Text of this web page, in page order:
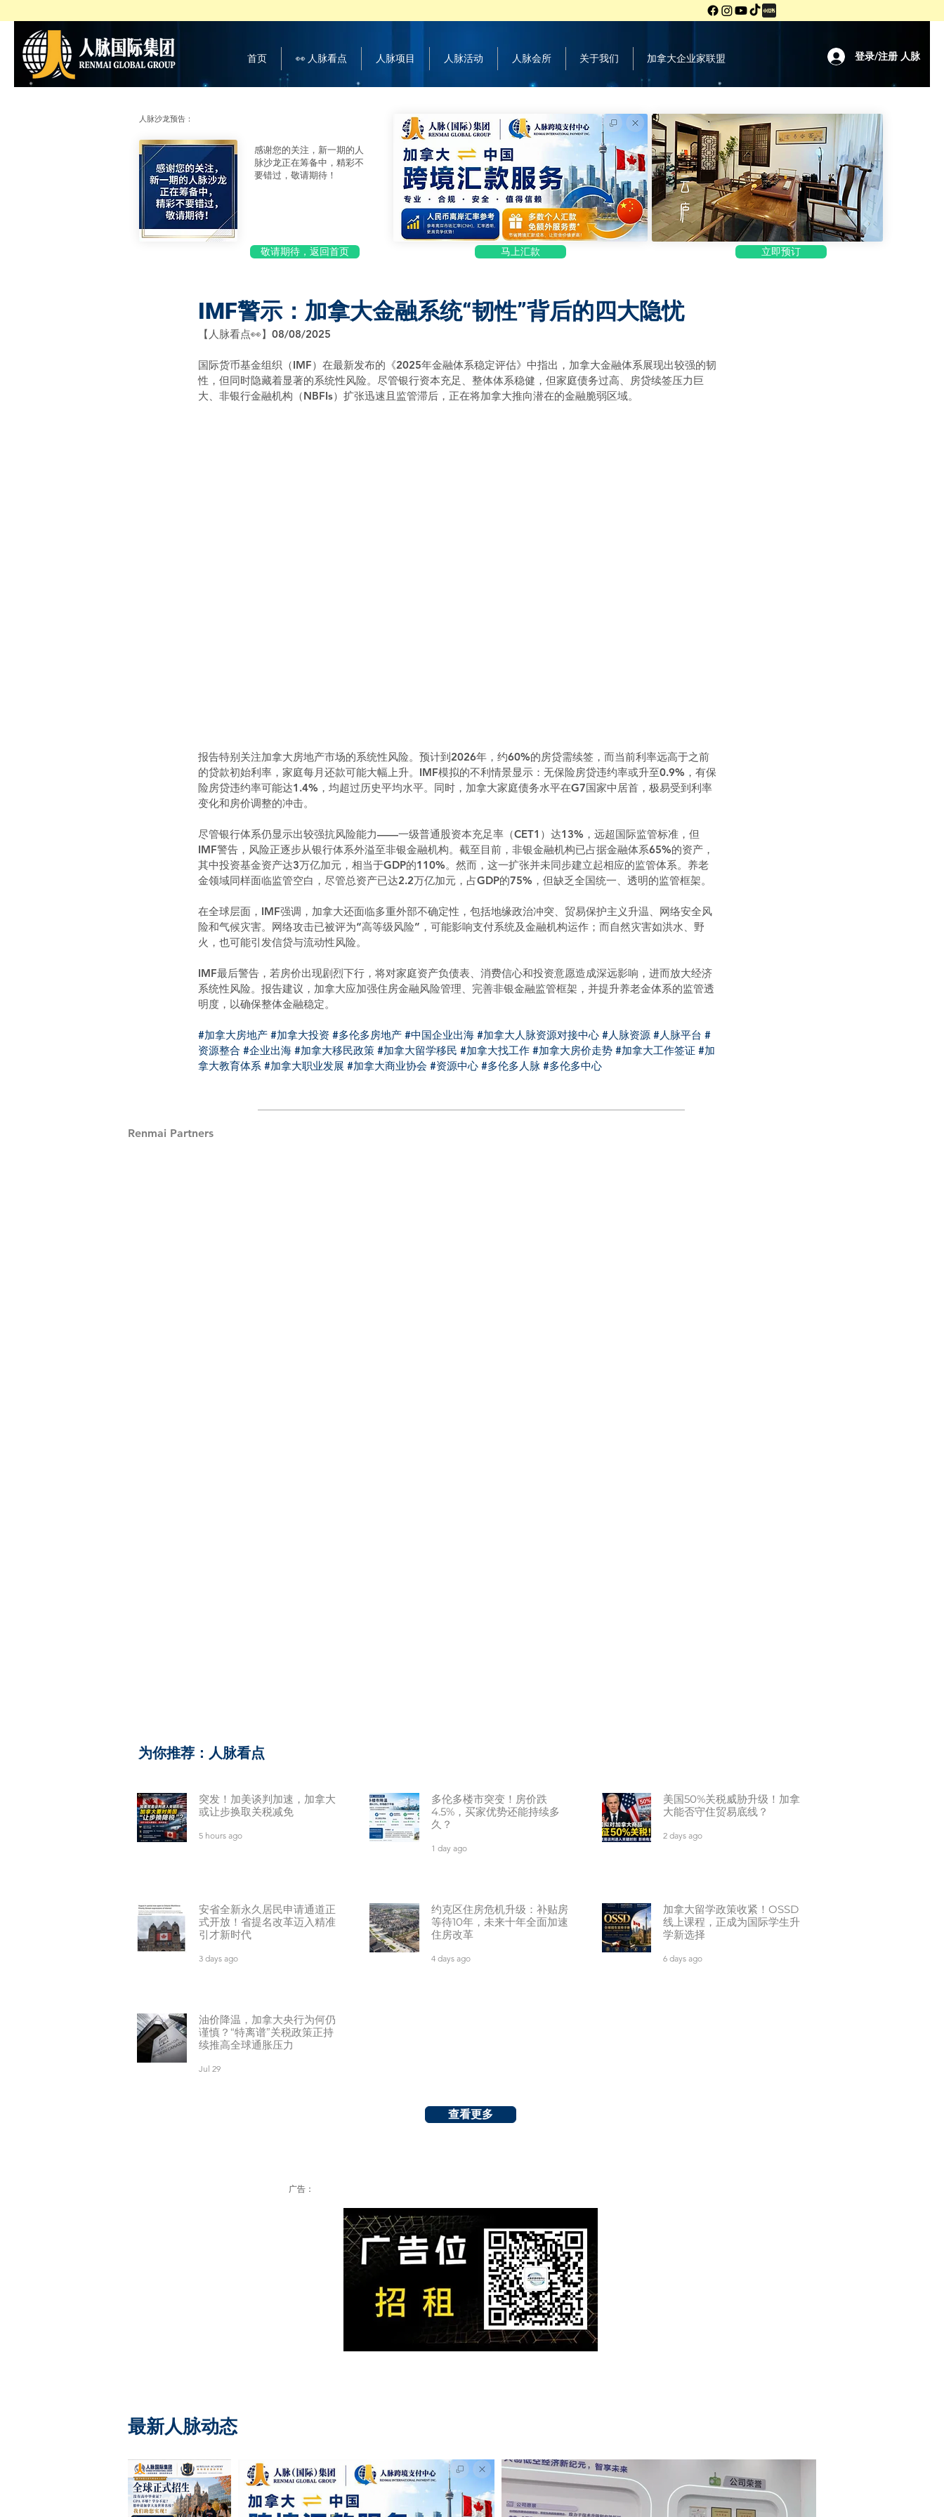
首页 👀 人脉看点 人脉项目 人脉活动 人脉会所 关于我们 加拿大企业家联盟 登录/注册 人脉
人脉沙龙预告：
感谢您的关注，新一期的人
脉沙龙正在筹备中，精彩不
要错过，敬请期待！
敬请期待，返回首页 马上汇款 立即预订
IMF警示：加拿大金融系统“韧性”背后的四大隐忧
【人脉看点👀】08/08/2025
国际货币基金组织（IMF）在最新发布的《2025年金融体系稳定评估》中指出，加拿大金融体系展现出较强的韧
性，但同时隐藏着显著的系统性风险。尽管银行资本充足、整体体系稳健，但家庭债务过高、房贷续签压力巨
大、非银行金融机构（NBFIs）扩张迅速且监管滞后，正在将加拿大推向潜在的金融脆弱区域。
报告特别关注加拿大房地产市场的系统性风险。预计到2026年，约60%的房贷需续签，而当前利率远高于之前
的贷款初始利率，家庭每月还款可能大幅上升。IMF模拟的不利情景显示：无保险房贷违约率或升至0.9%，有保
险房贷违约率可能达1.4%，均超过历史平均水平。同时，加拿大家庭债务水平在G7国家中居首，极易受到利率
变化和房价调整的冲击。
尽管银行体系仍显示出较强抗风险能力——一级普通股资本充足率（CET1）达13%，远超国际监管标准，但
IMF警告，风险正逐步从银行体系外溢至非银金融机构。截至目前，非银金融机构已占据金融体系65%的资产，
其中投资基金资产达3万亿加元，相当于GDP的110%。然而，这一扩张并未同步建立起相应的监管体系。养老
金领域同样面临监管空白，尽管总资产已达2.2万亿加元，占GDP的75%，但缺乏全国统一、透明的监管框架。
在全球层面，IMF强调，加拿大还面临多重外部不确定性，包括地缘政治冲突、贸易保护主义升温、网络安全风
险和气候灾害。网络攻击已被评为“高等级风险”，可能影响支付系统及金融机构运作；而自然灾害如洪水、野
火，也可能引发信贷与流动性风险。
IMF最后警告，若房价出现剧烈下行，将对家庭资产负债表、消费信心和投资意愿造成深远影响，进而放大经济
系统性风险。报告建议，加拿大应加强住房金融风险管理、完善非银金融监管框架，并提升养老金体系的监管透
明度，以确保整体金融稳定。
#加拿大房地产 #加拿大投资 #多伦多房地产 #中国企业出海 #加拿大人脉资源对接中心 #人脉资源 #人脉平台 #
资源整合 #企业出海 #加拿大移民政策 #加拿大留学移民 #加拿大找工作 #加拿大房价走势 #加拿大工作签证 #加
拿大教育体系 #加拿大职业发展 #加拿大商业协会 #资源中心 #多伦多人脉 #多伦多中心
Renmai Partners
​为你推荐：人脉看点
突发！加美谈判加速，加拿大
或让步换取关税减免
5 hours ago
多伦多楼市突变！房价跌
4.5%，买家优势还能持续多
久？
1 day ago
美国50%关税威胁升级！加拿
大能否守住贸易底线？
2 days ago
安省全新永久居民申请通道正
式开放！省提名改革迈入精准
引才新时代
3 days ago
约克区住房危机升级：补贴房
等待10年，未来十年全面加速
住房改革
4 days ago
加拿大留学政策收紧！OSSD
线上课程，正成为国际学生升
学新选择
6 days ago
油价降温，加拿大央行为何仍
谨慎？“特离谱”关税政策正持
续推高全球通胀压力
Jul 29
查看更多
广告：
最新人脉动态